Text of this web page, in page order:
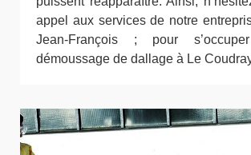
appel aux services de notre
Jean-François ; pour
démoussage de dallage à Le